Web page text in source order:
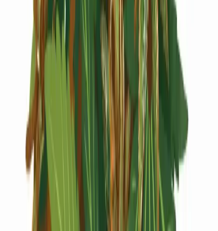
Live Rosin